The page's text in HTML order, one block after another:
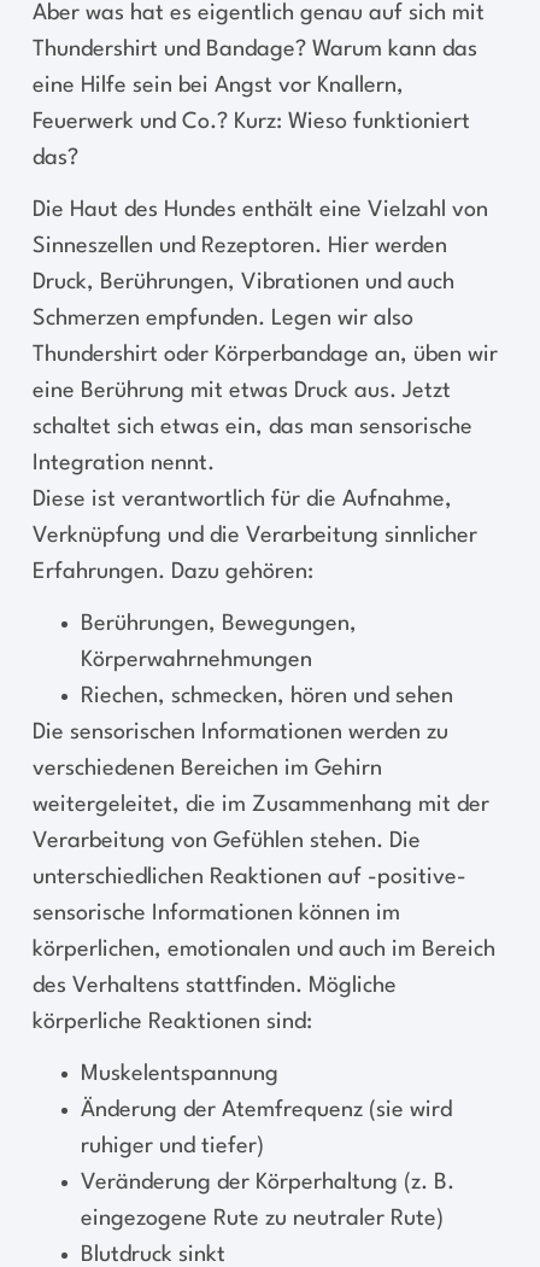
Aber was hat es eigentlich genau auf sich mit
Thundershirt und Bandage? Warum kann das
eine Hilfe sein bei Angst vor Knallern,
Feuerwerk und Co.? Kurz: Wieso funktioniert
das?
Die Haut des Hundes enthält eine Vielzahl von
Sinneszellen und Rezeptoren. Hier werden
Druck, Berührungen, Vibrationen und auch
Schmerzen empfunden. Legen wir also
Thundershirt oder Körperbandage an, üben wir
eine Berührung mit etwas Druck aus. Jetzt
schaltet sich etwas ein, das man sensorische
Integration nennt.
Diese ist verantwortlich für die Aufnahme,
Verknüpfung und die Verarbeitung sinnlicher
Erfahrungen. Dazu gehören:
Berührungen, Bewegungen,
Körperwahrnehmungen
Riechen, schmecken, hören und sehen
Die sensorischen Informationen werden zu
verschiedenen Bereichen im Gehirn
weitergeleitet, die im Zusammenhang mit der
Verarbeitung von Gefühlen stehen. Die
unterschiedlichen Reaktionen auf -positive-
sensorische Informationen können im
körperlichen, emotionalen und auch im Bereich
des Verhaltens stattfinden. Mögliche
körperliche Reaktionen sind:
Muskelentspannung
Änderung der Atemfrequenz (sie wird
ruhiger und tiefer)
Veränderung der Körperhaltung (z. B.
eingezogene Rute zu neutraler Rute)
Blutdruck sinkt